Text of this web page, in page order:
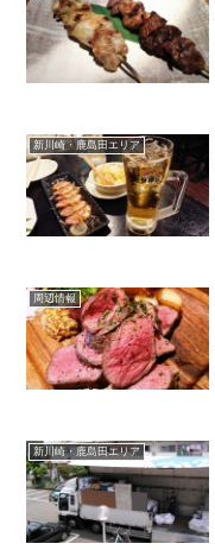
新川崎・鹿島田エリア
周辺情報
新川崎・鹿島田エリア